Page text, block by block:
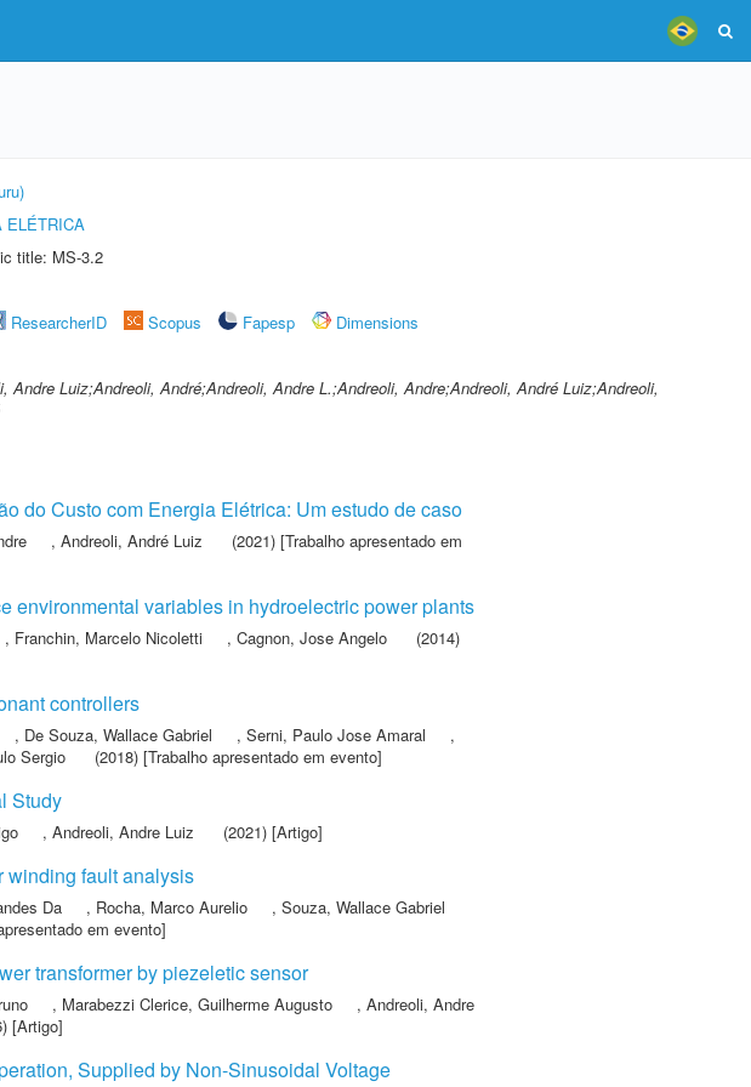
ELÉTRICA
title: MS-3.2
ResearcherID Scopus Fapesp
Dimensions
Andre Luiz;Andreoli, André;Andreoli, Andre L.;Andreoli, Andre;Andreoli, André Luiz;Andreoli,
do Custo com Energia Elétrica: Um estudo de caso
, Andreoli, André Luiz
(2021) [Trabalho apresentado em
environmental variables in hydroelectric power plants
, Franchin, Marcelo Nicoletti , Cagnon, Jose Angelo
(2014)
controllers
, De Souza, Wallace Gabriel , Serni, Paulo Jose Amaral
,
Sergio (2018) [Trabalho apresentado em evento]
Study
, Andreoli, Andre Luiz (2021) [Artigo]
winding fault analysis
Da , Rocha, Marco Aurelio , Souza, Wallace Gabriel
em evento]
transformer by piezeletic sensor
, Marabezzi Clerice, Guilherme Augusto , Andreoli, Andre
[Artigo]
Supplied by Non-Sinusoidal Voltage